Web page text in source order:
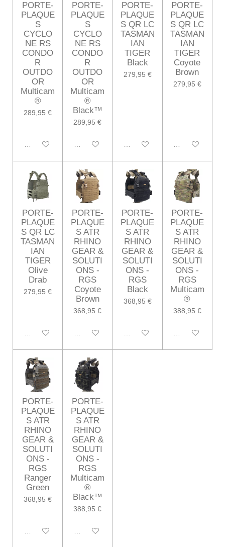
PORTE-
PLAQUE
S
CYCLO
NE RS
CONDO
R
OUTDO
OR
Multicam
®
289,95 €
Désactivé
PORTE-
PLAQUE
S
CYCLO
NE RS
CONDO
R
OUTDO
OR
Multicam
®
Black™
289,95 €
Désactivé
PORTE-
PLAQUE
S QR LC
TASMAN
IAN
TIGER
Black
279,95 €
Désactivé
PORTE-
PLAQUE
S QR LC
TASMAN
IAN
TIGER
Coyote
Brown
279,95 €
Désactivé
PORTE-
PLAQUE
S QR LC
TASMAN
IAN
TIGER
Olive
Drab
279,95 €
Désactivé
PORTE-
PLAQUE
S ATR
RHINO
GEAR &
SOLUTI
ONS -
RGS
Coyote
Brown
368,95 €
Désactivé
PORTE-
PLAQUE
S ATR
RHINO
GEAR &
SOLUTI
ONS -
RGS
Black
368,95 €
Désactivé
PORTE-
PLAQUE
S ATR
RHINO
GEAR &
SOLUTI
ONS -
RGS
Multicam
®
388,95 €
Désactivé
PORTE-
PLAQUE
S ATR
RHINO
GEAR &
SOLUTI
ONS -
RGS
Ranger
Green
368,95 €
Désactivé
PORTE-
PLAQUE
S ATR
RHINO
GEAR &
SOLUTI
ONS -
RGS
Multicam
®
Black™
388,95 €
Désactivé